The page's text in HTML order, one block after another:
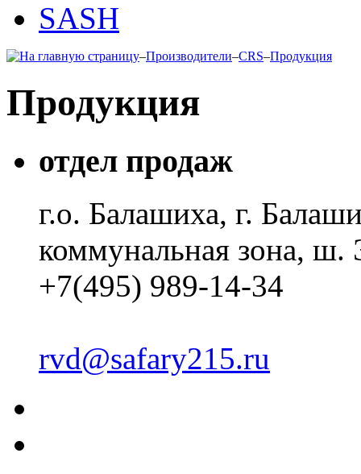
SASH
–Производители–CRS–Продукция
Продукция
отдел продаж
г.о. Балашиха, г.
коммунальная зона,
+7(495) 989-14-34
rvd@safary215.ru